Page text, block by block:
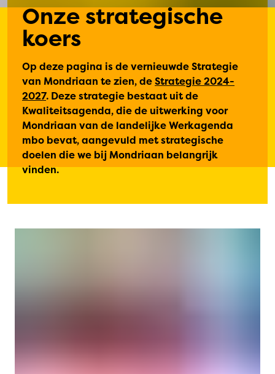
Onze strategische
koers
Op deze pagina is de vernieuwde Strategie
van Mondriaan te zien, deStrategie 2024-
2027. Deze strategie bestaat uit de
Kwaliteitsagenda, die de uitwerking voor
Mondriaan van de landelijke Werkagenda
mbo bevat, aangevuld met strategische
doelen die we bij Mondriaan belangrijk
vinden.